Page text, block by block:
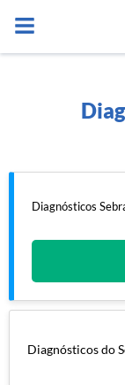
Diagnósticos
Diagnósticos do